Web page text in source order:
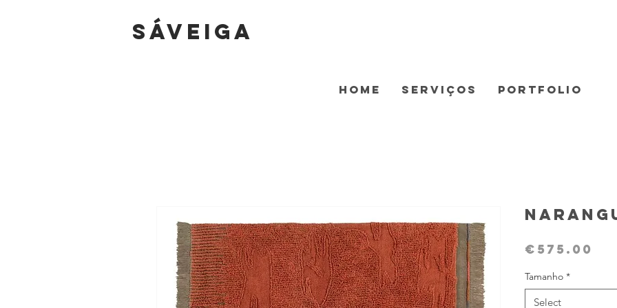
sáVEIGA
Home Serviços Portfolio
€575.00
Tamanho *
Select